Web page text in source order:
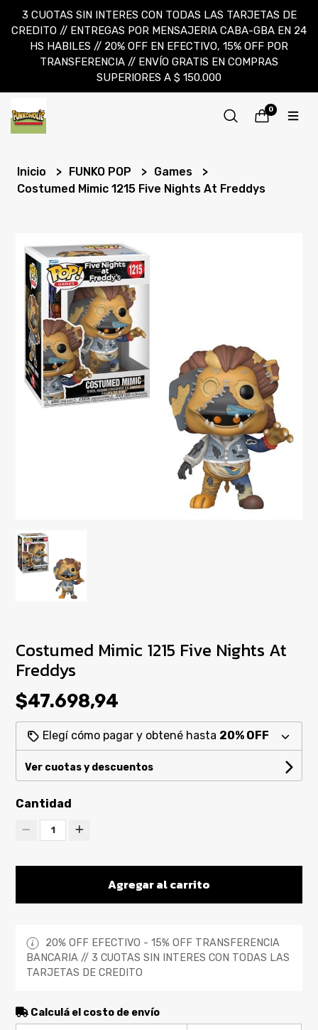
3 CUOTAS SIN INTERES CON TODAS LAS TARJETAS DE
CREDITO // ENTREGAS POR MENSAJERIA CABA-GBA EN 24
HS HABILES // 20% OFF EN EFECTIVO, 15% OFF POR
TRANSFERENCIA // ENVÍO GRATIS EN COMPRAS
SUPERIORES A $ 150.000
0
Inicio FUNKO POP
Games
Costumed Mimic 1215 Five Nights At Freddys
Costumed Mimic 1215 Five Nights At
Freddys
$47.698,94
Elegí cómo pagar y obtené hasta 20% OFF
Ver cuotas y descuentos
Cantidad
1
Agregar al carrito
20% OFF EFECTIVO - 15% OFF TRANSFERENCIA
BANCARIA // 3 CUOTAS SIN INTERES CON TODAS LAS
TARJETAS DE CREDITO
Calculá el costo de envío